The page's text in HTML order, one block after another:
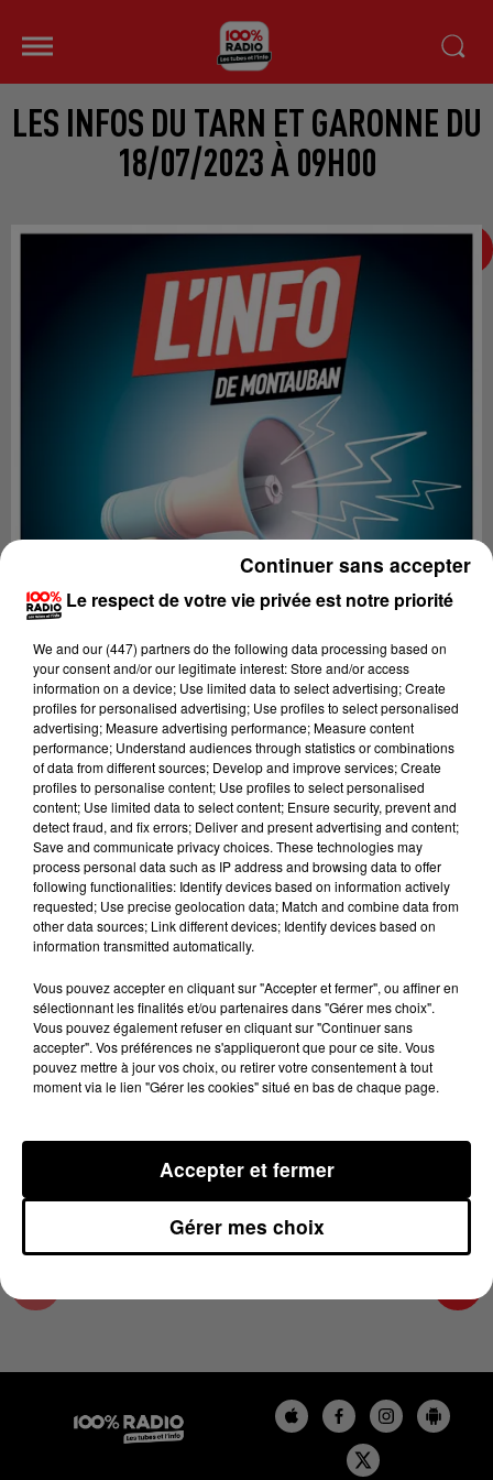
LES INFOS DU TARN ET GARONNE DU
18/07/2023 À 09H00
Lecture (4 min 16 sec)
100%
100% Radio les infos du Tarn et Garonne
18 juillet 2023 - 4 min 16 sec
LES INFOS DU TARN ET GARONNE DU
18/07/2023 À 09H00
Podcasts infos du Tarn et Garonne
Le respect de votre vie privée est notre priorité
We and our (447) partnersdo the following data processing based on
your consent and/or our legitimate interest: Store and/or access
information on a device; Use limited data to select advertising; Create
profiles for personalised advertising; Use profiles to select personalised
advertising; Measure advertising performance; Measure content
performance; Understand audiences through statistics or combinations
of data from different sources; Develop and improve services; Create
profiles to personalise content; Use profiles to select personalised
content; Use limited data to select content; Ensure security, prevent and
detect fraud, and fix errors; Deliver and present advertising and content;
Save and communicate privacy choices. These technologies may
process personal data such as IP address and browsing data to offer
following functionalities: Identify devices based on information actively
requested; Use precise geolocation data; Match and combine data from
other data sources; Link different devices; Identify devices based on
information transmitted automatically.
Vous pouvez accepter en cliquant sur "Accepter et fermer", ou affiner en
sélectionnant les finalités et/ou partenaires dans "Gérer mes choix".
Vous pouvez également refuser en cliquant sur "Continuer sans
accepter". Vos préférences ne s'appliqueront que pour ce site. Vous
pouvez mettre à jour vos choix, ou retirer votre consentement à tout
moment via le lien "Gérer les cookies" situé en bas de chaque page.
Gérer mes choix
Accepter et fermer
Continuer sans accepter